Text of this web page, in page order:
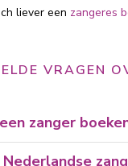
liever een zangeres
VRAGEN
zanger